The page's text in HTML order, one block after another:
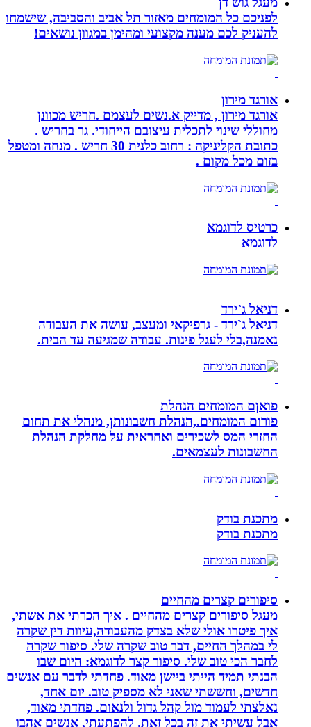
לפניכם כל המומחים מאזור תל אביב והסביבה, שישמחו
להעניק לכם מענה מקצועי ומהימן במגוון נושאים!
אורגד מירון
אורגד מירון , מדייק א.נשים לעצמם .חריש מכוונן
מחוללי שינוי לתכלית עיצובם הייחודי. גר בחריש .
כתובת הקליניקה : רחוב כלנית 30 חריש . מנחה ומטפל
בזום מכל מקום .
כרטיס לדוגמא
לדוגמא
דניאל ג`ירד
דניאל ג`ירד - גרפיקאי ומעצב, עושה את העבודה
נאמנה,בלי לעגל פינות. עבודה שמגיעה עד הבית.
פואןם המומחים הנהלת
פורום המומחים.,הנהלת חשבונותן, מנהלי את תחום
החזרי המס לשכירים ואחראית על מחלקת הנהלת
החשבונות לעצמאים.
מתכנת בודק
מתכנת בודק
סיפורים קצרים מהחיים
מעגל סיפורים קצרים מהחיים . איך הכרתי את אשתי,
איך פיטרו אולי שלא בצדק מהעבודה,עיוות דין שקרה
לי במהלך החיים, דבר טוב שקרה שלי. סיפור שקרה
לחבר הכי טוב שלי. סיפור קצר לדוגמא: היום שבו
הבנתי תמיד הייתי ביישן מאוד. פחדתי לדבר עם אנשים
חדשים, וחששתי שאני לא מספיק טוב. יום אחד,
נאלצתי לעמוד מול קהל גדול ולנאום. פחדתי מאוד,
אבל עשיתי את זה בכל זאת. להפתעתי, אנשים אהבו